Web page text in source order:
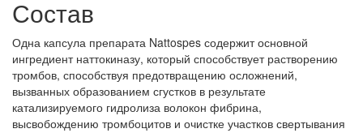
Состав
Одна капсула препарата Nattospes содержит основной
ингредиент наттокиназу, который способствует растворению
тромбов, способствуя предотвращению осложнений,
вызванных образованием сгустков в результате
катализируемого гидролиза волокон фибрина,
высвобождению тромбоцитов и очистке участков свертывания